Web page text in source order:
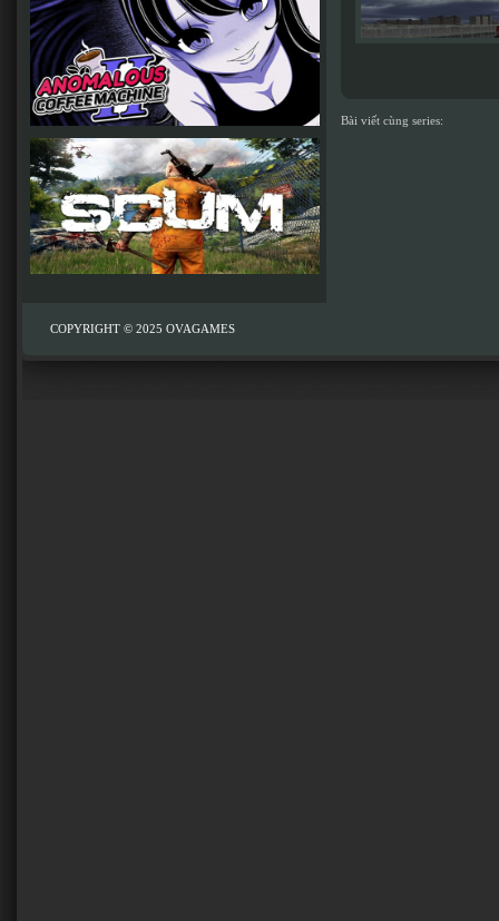
Bài viết cùng series:
COPYRIGHT © 2025 OVAGAMES